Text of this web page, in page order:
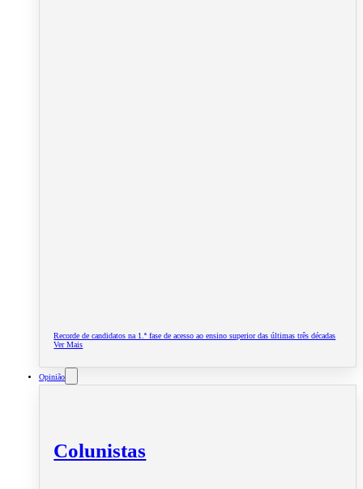
Recorde de candidatos na 1.ª fase de acesso ao ensino superior das últimas três décadas
Ver Mais
Opinião
Colunistas